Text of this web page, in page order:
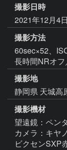
撮影日時
2021年12月4
撮影方法
60sec×52、
長時間NRオ
撮影地
静岡県 天城高
撮影機材
望遠鏡：ペン
カメラ：キヤ
ビクセンSXP